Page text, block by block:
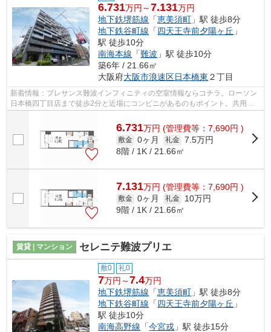
6.731万円～7.131万円
地下鉄堺筋線 「恵美須町 」駅 徒歩8分
地下鉄谷町線 「四天王寺前夕陽ヶ丘 」
駅 徒歩10分
南海本線 「難波 」駅 徒歩10分
築6年 / 21.66㎡
大阪府大阪市浪速区日本橋東 ２丁目
新着情報：プレサンス難波インフィニティの空室情報ならコチラ。ローソン
日本橋四丁目店まで徒歩2分と近場にコンビニがあるのもポイント。共用部
6.731万円 (管理費等：7,690円 )
敷金 0ヶ月 礼金 7.5万円
8階 / 1K / 21.66㎡
7.131万円 (管理費等：7,690円 )
敷金 0ヶ月 礼金
10万円
9階 / 1K / 21.66㎡
賃貸 | マンション セレニテ難波プリエ
敷0 礼0
7万円～7.4万円
地下鉄堺筋線 「恵美須町 」駅 徒歩8分
地下鉄谷町線 「四天王寺前夕陽ヶ丘 」
駅 徒歩10分
南海高野線 「今宮戎 」駅 徒歩15分